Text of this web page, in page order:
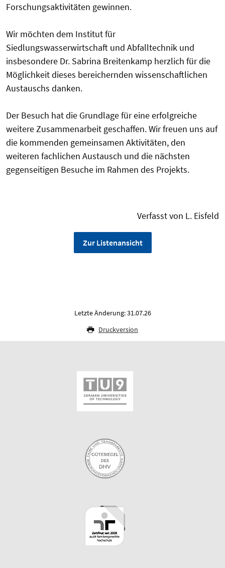
Forschungsaktivitäten gewinnen.
Wir möchten dem Institut für
Siedlungswasserwirtschaft und Abfalltechnik und
insbesondere Dr. Sabrina Breitenkamp herzlich für die
Möglichkeit dieses bereichernden wissenschaftlichen
Austauschs danken.
Der Besuch hat die Grundlage für eine erfolgreiche
weitere Zusammenarbeit geschaffen. Wir freuen uns auf
die kommenden gemeinsamen Aktivitäten, den
weiteren fachlichen Austausch und die nächsten
gegenseitigen Besuche im Rahmen des Projekts.
Verfasst von L. Eisfeld
Zur Listenansicht
Letzte Änderung: 31.07.26
Druckversion